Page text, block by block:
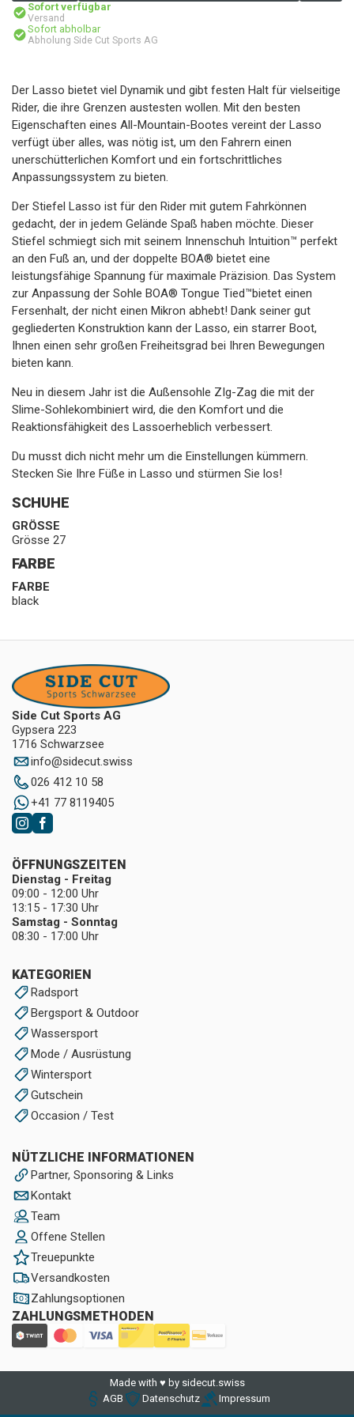
Sofort verfügbar
Versand
Sofort abholbar
Abholung Side Cut Sports AG
Der Lasso bietet viel Dynamik und gibt festen Halt für vielseitige
Rider, die ihre Grenzen austesten wollen. Mit den besten
Eigenschaften eines All-Mountain-Bootes vereint der Lasso
verfügt über alles, was nötig ist, um den Fahrern einen
unerschütterlichen Komfort und ein fortschrittliches
Anpassungssystem zu bieten.
Der Stiefel Lasso ist für den Rider mit gutem Fahrkönnen
gedacht, der in jedem Gelände Spaß haben möchte. Dieser
Stiefel schmiegt sich mit seinem Innenschuh Intuition™ perfekt
an den Fuß an, und der doppelte BOA® bietet eine
leistungsfähige Spannung für maximale Präzision. Das System
zur Anpassung der Sohle BOA® Tongue Tied™bietet einen
Fersenhalt, der nicht einen Mikron abhebt! Dank seiner gut
gegliederten Konstruktion kann der Lasso, ein starrer Boot,
Ihnen einen sehr großen Freiheitsgrad bei Ihren Bewegungen
bieten kann.
Neu in diesem Jahr ist die Außensohle ZIg-Zag die mit der
Slime-Sohlekombiniert wird, die den Komfort und die
Reaktionsfähigkeit des Lassoerheblich verbessert.
Du musst dich nicht mehr um die Einstellungen kümmern.
Stecken Sie Ihre Füße in Lasso und stürmen Sie los!
SCHUHE
GRÖSSE
Grösse 27
FARBE
FARBE
black
Side Cut Sports AG
Gypsera 223
1716 Schwarzsee
info@sidecut.swiss
026 412 10 58
+41 77 8119405
KATEGORIEN
Radsport
Bergsport & Outdoor
Wassersport
Mode / Ausrüstung
Wintersport
Gutschein
Occasion / Test
NÜTZLICHE INFORMATIONEN
Partner, Sponsoring & Links
Kontakt
Team
Offene Stellen
Treuepunkte
Versandkosten
Zahlungsoptionen
ZAHLUNGSMETHODEN
ÖFFNUNGSZEITEN
Dienstag - Freitag
09:00 - 12:00 Uhr
13:15 - 17:30 Uhr
Samstag - Sonntag
08:30 - 17:00 Uhr
Made with ♥ by sidecut.swiss
AGB
Datenschutz Impressum